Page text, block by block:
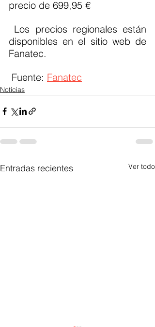
precio de 699,95 €
disponibles en el sitio web de
Fanatec.
Fuente: Fanatec
Noticias
Entradas recientes Ver todo